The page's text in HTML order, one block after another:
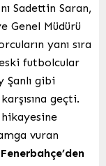
Sadettin Saran,
Genel Müdürü
yanı sıra
futbolcular
Şanlı gibi
geçti.
hikayesine
vuran